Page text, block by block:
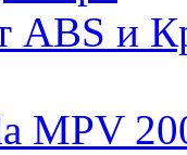
ABS и
MPV